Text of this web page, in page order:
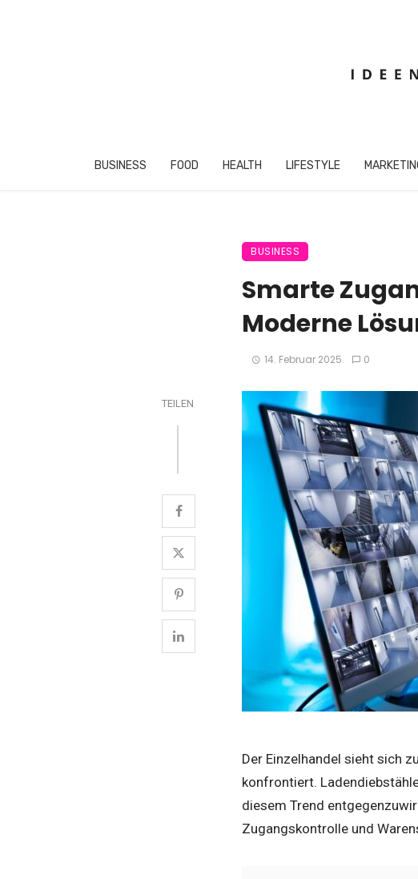
BUSINESS FOOD HEALTH LIFESTYLE
BUSINESS
Smarte
Moderne
14. Februar 2025 0
TEILEN
Der Einzelhandel sieht sich
konfrontiert.
diesem Trend
Zugangskontrolle und